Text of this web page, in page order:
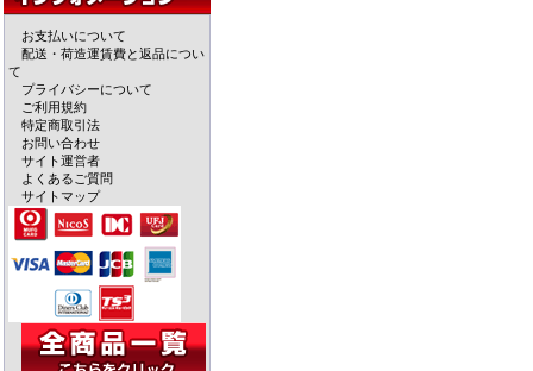
お支払いについて
配送・荷造運賃費と返品につい
て
プライバシーについて
ご利用規約
特定商取引法
お問い合わせ
サイト運営者
よくあるご質問
サイトマップ